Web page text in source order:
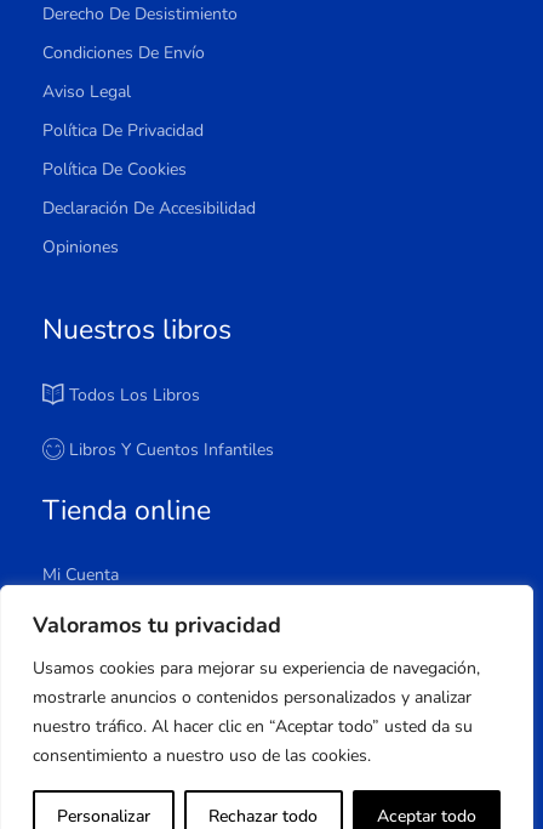
Valoramos tu privacidad
Usamos cookies para mejorar su experiencia de navegación,
mostrarle anuncios o contenidos personalizados y analizar
nuestro tráfico. Al hacer clic en “Aceptar todo” usted da su
consentimiento a nuestro uso de las cookies.
Personalizar Rechazar todo Aceptar todo
Derecho De Desistimiento
Condiciones De Envío
Aviso Legal
Política De Privacidad
Política De Cookies
Declaración De Accesibilidad
Opiniones
Nuestros libros
Todos Los Libros
Libros Y Cuentos Infantiles
Tienda online
Mi Cuenta
Carrito
Lista De Deseos
Copyright © 2023 Apuleyo Ediciones | Desarrollo